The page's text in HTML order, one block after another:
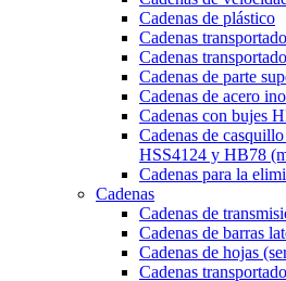
Cadenas de plástico
Cadenas
Cadenas
Cadenas de parte
Cadenas de acero
Cadenas con bujes
Cadenas de
HSS4124 y HB78
Cadenas para la
Cadenas
Cadenas de
Cadenas de barras
Cadenas de hojas
Cadenas